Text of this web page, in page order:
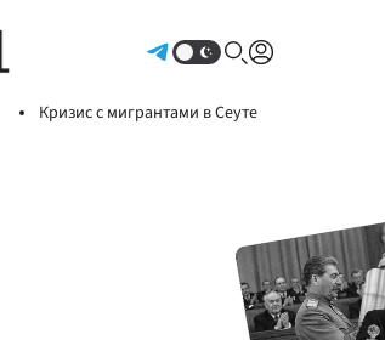
Кризис с мигрантами в Сеуте